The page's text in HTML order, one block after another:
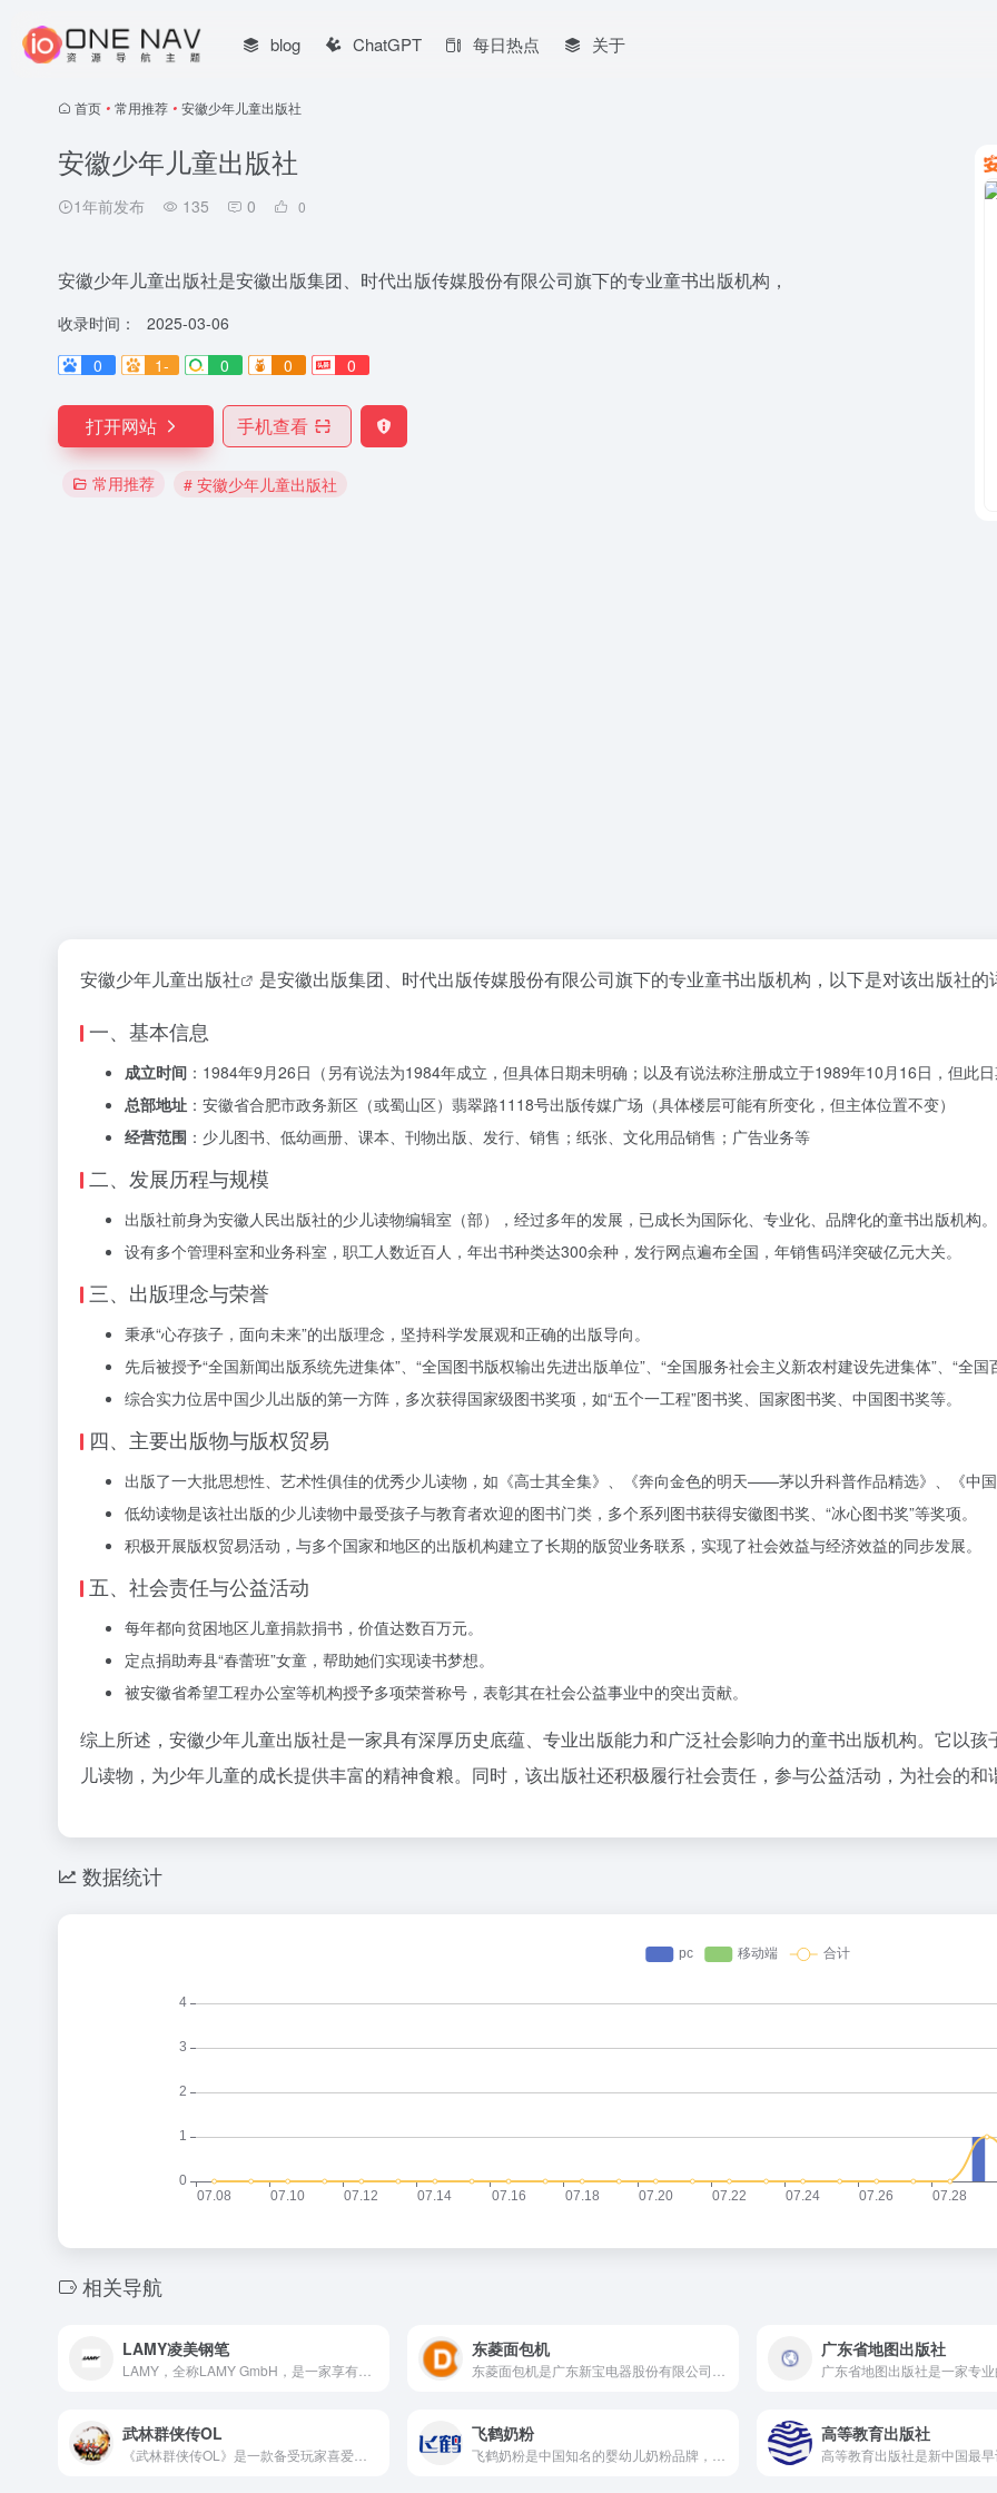
blog ChatGPT 每日热点 关于
首页 • 常用推荐 • 安徽少年儿童出版社
安徽少年儿童出版社
1年前发布 135 0 0
安徽少年儿童出版社是安徽出版集团、时代出版传媒股份有限公司旗下的专业童书出版机构，
收录时间：
2025-03-06
0
1- 0 0 0
打开网站 手机查看
常用推荐 # 安徽少年儿童出版社
安徽少年儿童出版社 是安徽出版集团、时代出版传媒股份有限公司旗下的专业童书出版机构，以下是对该出版社的
一、基本信息
成立时间 ：1984年9月26日（另有说法为1984年成立，但具体日期未明确；以及有说法称注册成立于1989年10月16日，但此
总部地址 ：安徽省合肥市政务新区（或蜀山区）翡翠路1118号出版传媒广场（具体楼层可能有所变化，但主体位置不变）
经营范围 ：少儿图书、低幼画册、课本、刊物出版、发行、销售；纸张、文化用品销售；广告业务等
二、发展历程与规模
出版社前身为安徽人民出版社的少儿读物编辑室（部），经过多年的发展，已成长为国际化、专业化、品牌化的童书出版机构。
设有多个管理科室和业务科室，职工人数近百人，年出书种类达300余种，发行网点遍布全国，年销售码洋突破亿元大关。
三、出版理念与荣誉
秉承“心存孩子，面向未来”的出版理念，坚持科学发展观和正确的出版导向。
先后被授予“全国新闻出版系统先进集体”、“全国图书版权输出先进出版单位”、“全国服务社会主义新农村建设先进集体”、“全国
综合实力位居中国少儿出版的第一方阵，多次获得国家级图书奖项，如“五个一工程”图书奖、国家图书奖、中国图书奖等。
四、主要出版物与版权贸易
出版了一大批思想性、艺术性俱佳的优秀少儿读物，如《高士其全集》、《奔向金色的明天——茅以升科普作品精选》、《中国
低幼读物是该社出版的少儿读物中最受孩子与教育者欢迎的图书门类，多个系列图书获得安徽图书奖、“冰心图书奖”等奖项。
积极开展版权贸易活动，与多个国家和地区的出版机构建立了长期的版贸业务联系，实现了社会效益与经济效益的同步发展。
五、社会责任与公益活动
每年都向贫困地区儿童捐款捐书，价值达数百万元。
定点捐助寿县“春蕾班”女童，帮助她们实现读书梦想。
被安徽省希望工程办公室等机构授予多项荣誉称号，表彰其在社会公益事业中的突出贡献。
综上所述，安徽少年儿童出版社是一家具有深厚历史底蕴、专业出版能力和广泛社会影响力的童书出版机构。它以
儿读物，为少年儿童的成长提供丰富的精神食粮。同时，该出版社还积极履行社会责任，参与公益活动，为社会的和
数据统计
相关导航
LAMY凌美钢笔 东菱面包机 广东省地图出版社
武林群侠传OL 飞鹤奶粉 高等教育出版社